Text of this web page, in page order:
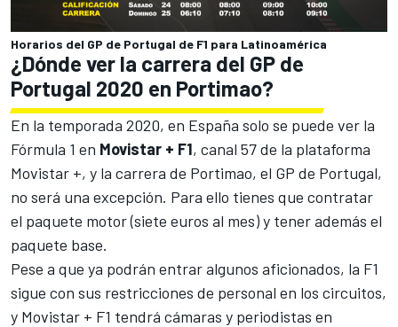
Horarios del GP de Portugal de F1 para Latinoamérica
¿Dónde ver la carrera del GP de
Portugal 2020 en Portimao?
En la temporada 2020, en España solo se puede ver la
Fórmula 1 en Movistar + F1, canal 57 de la plataforma
Movistar +, y la carrera de Portimao, el GP de Portugal,
no será una excepción. Para ello tienes que contratar
el paquete motor (siete euros al mes) y tener además el
paquete base.
Pese a que ya podrán entrar algunos aficionados, la F1
sigue con sus restricciones de personal en los circuitos,
y Movistar + F1 tendrá cámaras y periodistas en